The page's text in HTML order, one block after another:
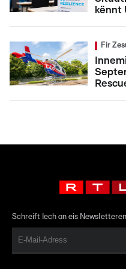
kënnt
Fir
Schreift Iech an eis